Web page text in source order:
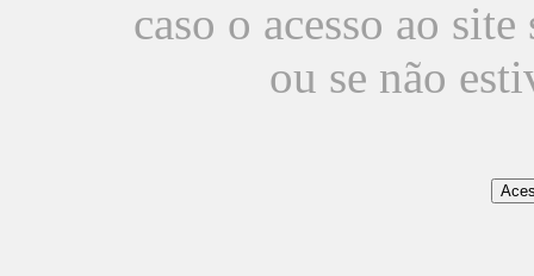
caso o acesso ao
ou se não